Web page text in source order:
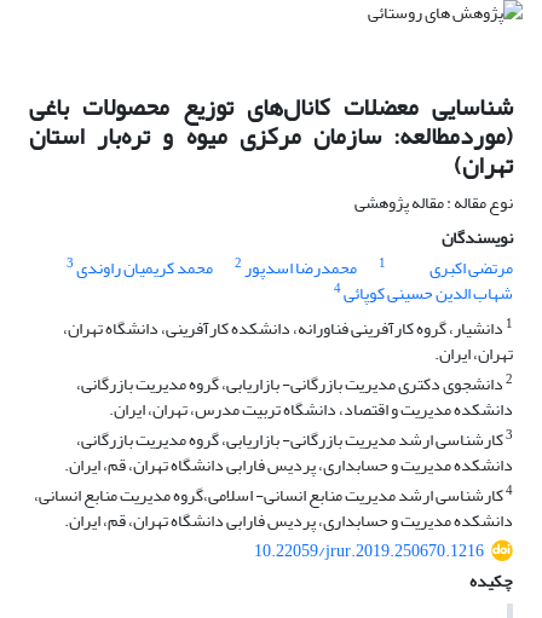
شناسایی معضلات کانال‌های توزیع محصولات باغی
(موردمطالعه: سازمان مرکزی میوه و تره‌بار استان
تهران)
نوع مقاله : مقاله پژوهشی
نویسندگان
مرتضی اکبری
1 محمدرضا اسدپور2 محمد کریمیان راوندی3
شهاب الدین حسینی کوپائی4
1 دانشیار، گروه کارآفرینی فناورانه، دانشکده کارآفرینی، دانشگاه تهران،
تهران، ایران.
2دانشجوی دکتری مدیریت بازرگانی- بازاریابی، گروه مدیریت بازرگانی،
دانشکده مدیریت و اقتصاد، دانشگاه تربیت مدرس، تهران، ایران.
3کارشناسی ارشد مدیریت بازرگانی- بازاریابی، گروه مدیریت بازرگانی،
دانشکده مدیریت و حسابداری، پردیس فارابی دانشگاه تهران، قم، ایران.
4کارشناسی ارشد مدیریت منابع انسانی- اسلامی،گروه مدیریت منابع انسانی،
دانشکده مدیریت و حسابداری، پردیس فارابی دانشگاه تهران، قم، ایران.
10.22059/jrur.2019.250670.1216
چکیده